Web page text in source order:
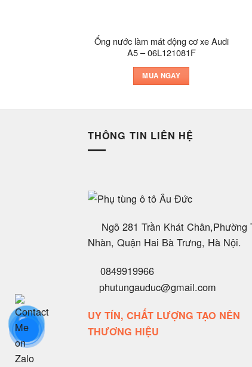
Ống nước làm mát động cơ xe Audi
A5 – 06L121081F
MUA NGAY
THÔNG TIN LIÊN HỆ
Ngõ 281 Trần Khát Chân,Phường
Nhàn, Quận Hai Bà Trưng, Hà Nội.
0849919966
phutungauduc@gmail.com
UY TÍN, CHẤT LƯỢNG TẠO NÊN
THƯƠNG HIỆU